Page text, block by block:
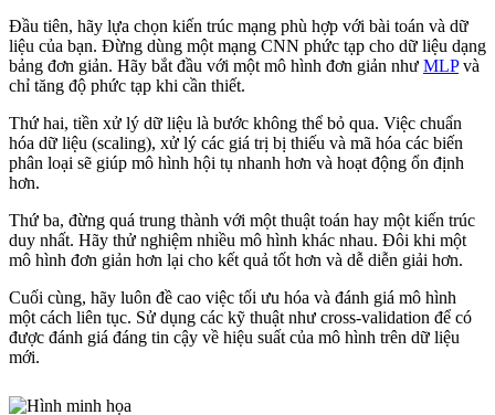
Đầu tiên, hãy lựa chọn kiến trúc mạng phù hợp với bài toán và dữ
liệu của bạn. Đừng dùng một mạng CNN phức tạp cho dữ liệu dạng
bảng đơn giản. Hãy bắt đầu với một mô hình đơn giản như MLPvà
chỉ tăng độ phức tạp khi cần thiết.
Thứ hai, tiền xử lý dữ liệu là bước không thể bỏ qua. Việc chuẩn
hóa dữ liệu (scaling), xử lý các giá trị bị thiếu và mã hóa các biến
phân loại sẽ giúp mô hình hội tụ nhanh hơn và hoạt động ổn định
hơn.
Thứ ba, đừng quá trung thành với một thuật toán hay một kiến trúc
duy nhất. Hãy thử nghiệm nhiều mô hình khác nhau. Đôi khi một
mô hình đơn giản hơn lại cho kết quả tốt hơn và dễ diễn giải hơn.
Cuối cùng, hãy luôn đề cao việc tối ưu hóa và đánh giá mô hình
một cách liên tục. Sử dụng các kỹ thuật như cross-validation để có
được đánh giá đáng tin cậy về hiệu suất của mô hình trên dữ liệu
mới.